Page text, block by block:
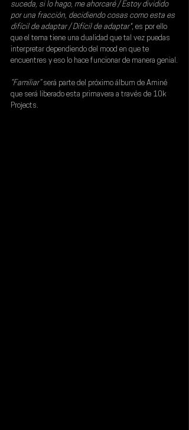
suceda, si lo hago, me ahorcaré / Estoy dividido
por una fracción, decidiendo cosas como esta es
difícil de adaptar / Difícil de adaptar", es por ello
que el tema tiene una dualidad que tal vez puedas
interpretar dependiendo del mood en que te
encuentres y eso lo hace funcionar de manera genial.
“Familiar” será parte del próximo álbum de Aminé
que será liberado esta primavera a través de 10k
Projects.